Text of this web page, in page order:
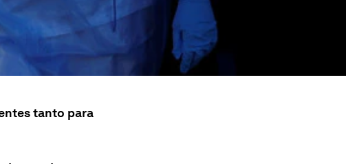
tanto para